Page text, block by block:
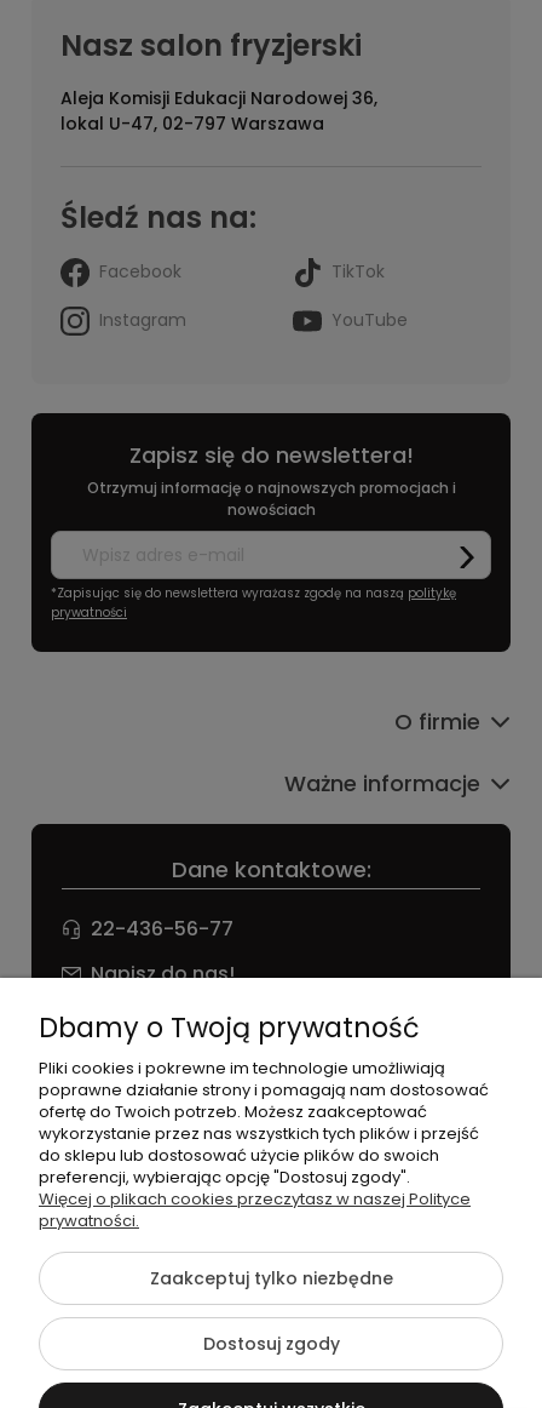
Nasz salon fryzjerski
Aleja Komisji Edukacji Narodowej 36,
lokal U-47, 02-797 Warszawa
Śledź nas na:
Facebook
TikTok
Instagram
YouTube
Zapisz się do newslettera!
Otrzymuj informację o najnowszych promocjach i
nowościach
*Zapisując się do newslettera wyrażasz zgodę na naszą politykę
prywatności
Dane kontaktowe:
22-436-56-77
Napisz do nas!
NIP: 826 186 42 29
O firmie
Ważne informacje
©2026 Wszelkie Prawa Zastrzeżone | agneess sklep
internetowy
Szablon Flex byEcommercy
Pokaż pełną wersję strony
Dbamy o Twoją prywatność
Pliki cookies i pokrewne im technologie umożliwiają
poprawne działanie strony i pomagają nam dostosować
ofertę do Twoich potrzeb. Możesz zaakceptować
wykorzystanie przez nas wszystkich tych plików i przejść
do sklepu lub dostosować użycie plików do swoich
preferencji, wybierając opcję "Dostosuj zgody".
Więcej o plikach cookies przeczytasz w naszej Polityce
prywatności.
Zaakceptuj tylko niezbędne
Dostosuj zgody